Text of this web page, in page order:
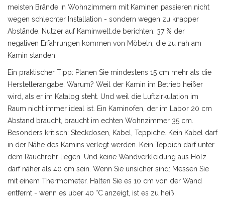
meisten Brände in Wohnzimmern mit Kaminen passieren nicht
wegen schlechter Installation - sondern wegen zu knapper
Abstände. Nutzer auf Kaminwelt.de berichten: 37 % der
negativen Erfahrungen kommen von Möbeln, die zu nah am
Kamin standen.
Ein praktischer Tipp: Planen Sie mindestens 15 cm mehr als die
Herstellerangabe. Warum? Weil der Kamin im Betrieb heißer
wird, als er im Katalog steht. Und weil die Luftzirkulation im
Raum nicht immer ideal ist. Ein Kaminofen, der im Labor 20 cm
Abstand braucht, braucht im echten Wohnzimmer 35 cm.
Besonders kritisch: Steckdosen, Kabel, Teppiche. Kein Kabel darf
in der Nähe des Kamins verlegt werden. Kein Teppich darf unter
dem Rauchrohr liegen. Und keine Wandverkleidung aus Holz
darf näher als 40 cm sein. Wenn Sie unsicher sind: Messen Sie
mit einem Thermometer. Halten Sie es 10 cm von der Wand
entfernt - wenn es über 40 °C anzeigt, ist es zu heiß.